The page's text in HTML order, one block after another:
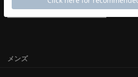
メンズ